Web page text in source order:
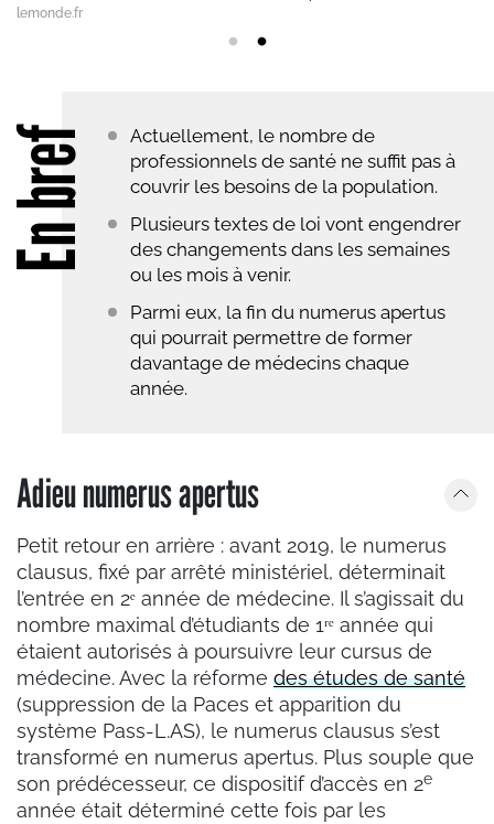
bref
Actuellement, le nombre de
professionnels de santé ne suffit pas à
couvrir les besoins de la population.
Plusieurs textes de loi vont engendrer
des changements dans les semaines
ou les mois à venir.
Parmi eux, la fin du numerus apertus
qui pourrait permettre de former
davantage de médecins chaque
année.
mesures sont prévues.
Adieu numerus apertus
Petit retour en arrière : avant 2019, le numerus
clausus, fixé par arrêté ministériel, déterminait
l’entrée en 2ᵉ année de médecine. Il s’agissait du
nombre maximal d’étudiants de 1ʳᵉ année qui
étaient autorisés à poursuivre leur cursus de
médecine. Avec la réforme des études de santé
(suppression de la Paces et apparition du
système Pass-L.AS), le numerus clausus s’est
transformé en numerus apertus. Plus souple que
son prédécesseur, ce dispositif d’accès en 2e
année était déterminé cette fois par les